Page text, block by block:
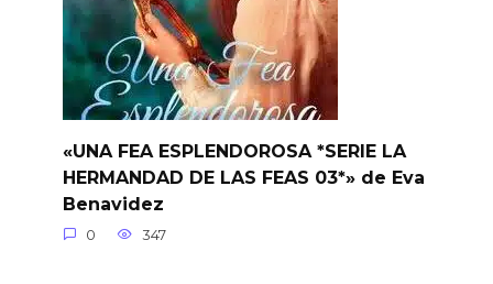
«UNA FEA ESPLENDOROSA *SERIE LA
HERMANDAD DE LAS FEAS 03*» de Eva
Benavidez
0 347